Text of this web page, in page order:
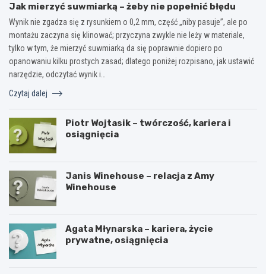
Jak mierzyć suwmiarką – żeby nie popełnić błędu
Wynik nie zgadza się z rysunkiem o 0,2 mm, część „niby pasuje”, ale po
montażu zaczyna się klinować; przyczyna zwykle nie leży w materiale,
tylko w tym, że mierzyć suwmiarką da się poprawnie dopiero po
opanowaniu kilku prostych zasad; dlatego poniżej rozpisano, jak ustawić
narzędzie, odczytać wynik i…
Czytaj dalej
Piotr Wojtasik – twórczość, kariera i
osiągnięcia
Janis Winehouse – relacja z Amy
Winehouse
Agata Młynarska – kariera, życie
prywatne, osiągnięcia